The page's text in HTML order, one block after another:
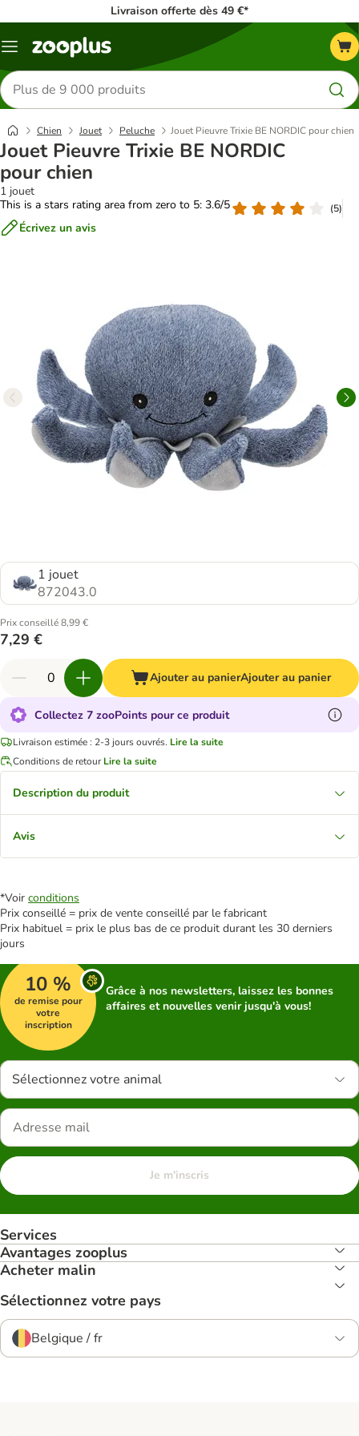
Livraison offerte dès 49 €*
Menu
Rechercher
des
produits
Chien Jouet Peluche Jouet Pieuvre Trixie BE NORDIC pour chien
Jouet Pieuvre Trixie BE NORDIC
pour chien
1 jouet
This is a stars rating area from zero to 5: 3.6/5
(5)
Écrivez un avis
1 jouet
872043.0
Prix conseillé 8,99 €
7,29 €
Ajouter au panierAjouter au panier
Collectez 7 zooPoints pour ce produit
Livraison estimée : 2-3 jours ouvrés. Lire la suite
Conditions de retour Lire la suite
Description du produit
Avis
*Voir conditions
Prix conseillé = prix de vente conseillé par le fabricant
Prix habituel = prix le plus bas de ce produit durant les 30 derniers
jours
10 %
de remise pour
votre
inscription
Grâce à nos newsletters, laissez les bonnes
affaires et nouvelles venir jusqu'à vous!
Sélectionnez votre animal
Je m'inscris
Services
Avantages zooplus
Acheter malin
Sélectionnez votre pays
Belgique / fr